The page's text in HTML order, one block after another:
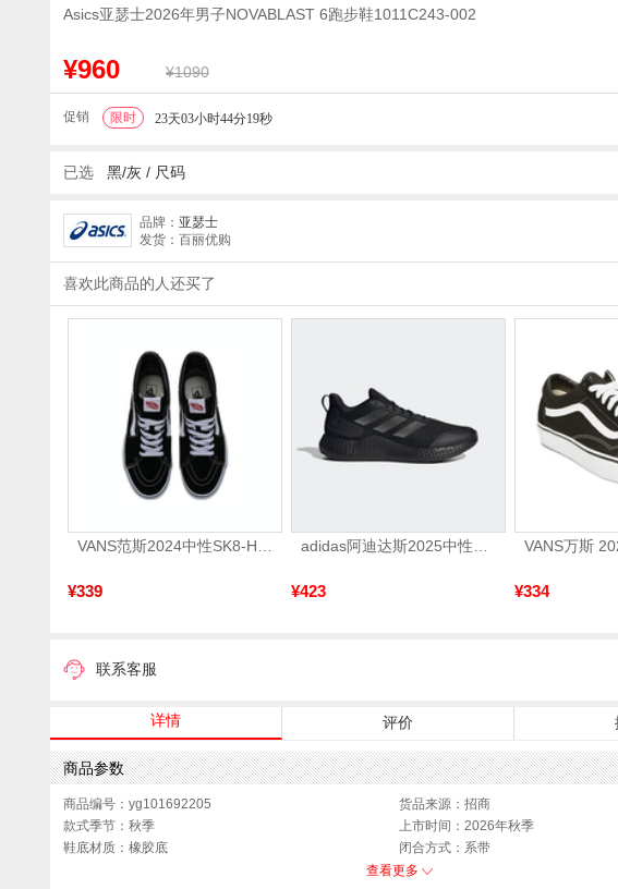
Asics亚瑟士2026年男子NOVABLAST 6跑步鞋1011C243-002
¥960 ¥1090
促销 限时 23天03小时44分18秒
已选 黑/灰 / 尺码
品牌： 亚瑟士
发货：百丽优购
喜欢此商品的人还买了
VANS范斯2024中性SK8-HiCL帆布鞋/硫化鞋VN000D5IB8C
¥339
adidas阿迪达斯2025中性edge gamedaySPW FTW-跑步GW2499
¥423 ¥334
联系客服
详情 评价
商品参数
商品编号：yg101692205
货品来源：招商
款式季节：秋季
上市时间：2026年秋季
鞋底材质：橡胶底
闭合方式：系带
查看更多